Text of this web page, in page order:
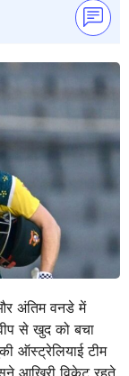
अंतिम वनडे में
से खुद को बचा
ऑस्ट्रेलियाई टीम